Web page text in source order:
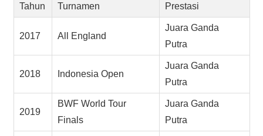
Tahun Turnamen Prestasi
2017 All England
Juara Ganda
Putra
2018 Indonesia Open
Juara Ganda
Putra
2019
BWF World Tour
Finals
Juara Ganda
Putra